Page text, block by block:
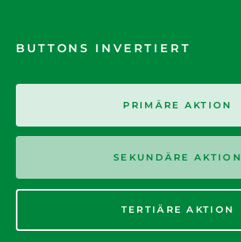
BUTTONS INVERTIERT
PRIMÄRE AKTION
SEKUNDÄRE AKTION
TERTIÄRE AKTION